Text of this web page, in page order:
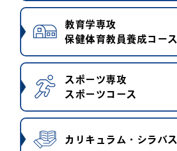
教育学専攻
保健体育教員養成コース
スポーツ専攻
スポーツコース
カリキュラム・シラバス